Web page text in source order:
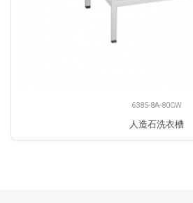
6385-8A-80CW
人造石洗衣槽